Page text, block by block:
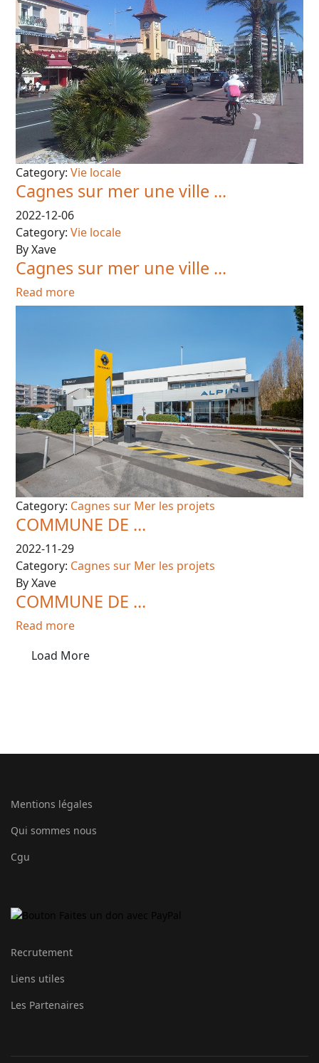
Category: Vie locale
Cagnes sur mer une ville ...
2022-12-06
Category: Vie locale
By Xave
Cagnes sur mer une ville ...
Read more
Category: Cagnes sur Mer les projets
COMMUNE DE ...
2022-11-29
Category: Cagnes sur Mer les projets
By Xave
COMMUNE DE ...
Read more
Load More
Mentions légales
Qui sommes nous
Cgu
Recrutement
Liens utiles
Les Partenaires